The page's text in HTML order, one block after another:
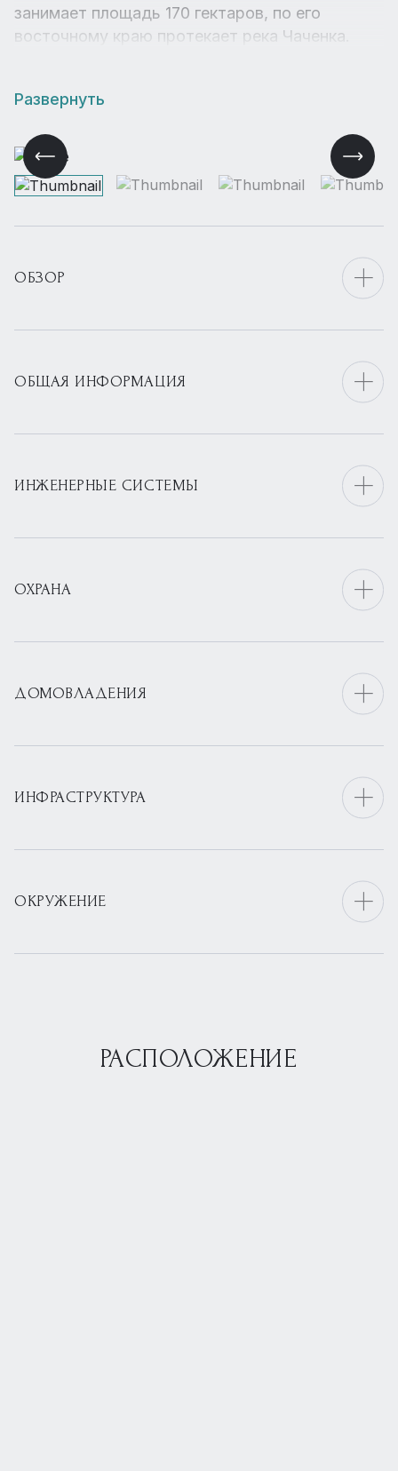
занимает площадь 170 гектаров, по его
восточному краю протекает река Чаченка.
Развернуть
ОБЗОР
ОБЩАЯ ИНФОРМАЦИЯ
ИНЖЕНЕРНЫЕ СИСТЕМЫ
ОХРАНА
ДОМОВЛАДЕНИЯ
ИНФРАСТРУКТУРА
ОКРУЖЕНИЕ
РАСПОЛОЖЕНИЕ